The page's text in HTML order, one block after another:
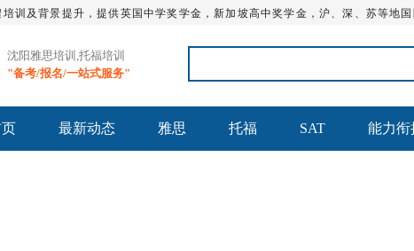
训及背景提升，提供英国中学奖学金，新加坡高中奖学金，沪、深、苏等地
沈阳雅思培训,托福培训
"备考/报名/一站式服务"
最新动态 雅思 托福 SAT 能力衔